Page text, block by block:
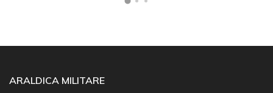
ARALDICA MILITARE